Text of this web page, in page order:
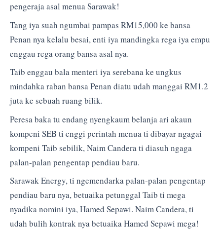
pengeraja asal menua Sarawak!
Tang iya suah ngumbai pampas RM15,000 ke bansa
Penan nya kelalu besai, enti iya mandingka rega iya empu
enggau rega orang bansa asal nya.
Taib enggau bala menteri iya serebana ke ungkus
mindahka raban bansa Penan diatu udah manggai RM1.2
juta ke sebuah ruang bilik.
Peresa baka tu endang nyengkaum belanja ari akaun
kompeni SEB ti enggi perintah menua ti dibayar ngagai
kompeni Taib sebilik, Naim Candera ti diasuh ngaga
palan-palan pengentap pendiau baru.
Sarawak Energy, ti ngemendarka palan-palan pengentap
pendiau baru nya, betuaika petunggal Taib ti mega
nyadika nomini iya, Hamed Sepawi. Naim Candera, ti
udah bulih kontrak nya betuaika Hamed Sepawi mega!